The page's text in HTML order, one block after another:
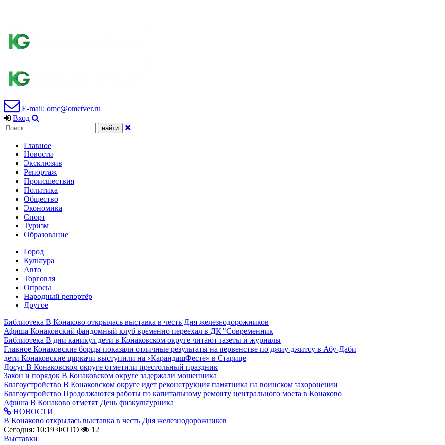
E-mail: omc@omctver.ru
Вход
Главное
Новости
Эксклюзив
Репортаж
Происшествия
Политика
Общество
Экономика
Спорт
Туризм
Образование
Город
Культура
Авто
Торговля
Опросы
Народный репортёр
Другое
Библиотека В Конаково открылась выставка в честь Дня железнодорожников
Афиша Конаковский фандомный клуб временно переехал в ДК "Современник
Библиотека В дни каникул дети в Конаковском округе читают газеты и журналы
Главное Конаковские борцы показали отличные результаты на первенстве по джиу-джитсу в Абу-Даби
дети Конаковские циркачи выступили на «КарандашФесте» в Старице
Досуг В Конаковском округе отметили престольный праздник
Закон и порядок В Конаковском округе задержали мошенника
Благоустройство В Конаковском округе идет реконструкция памятника на воинском захоронении
Благоустройство Продолжаются работы по капитальному ремонту центрального моста в Конаково
Афиша В Конаково отметят День физкультурника
НОВОСТИ
В Конаково открылась выставка в честь Дня железнодорожников
Сегодня: 10:19 ФОТО
12
Выставки